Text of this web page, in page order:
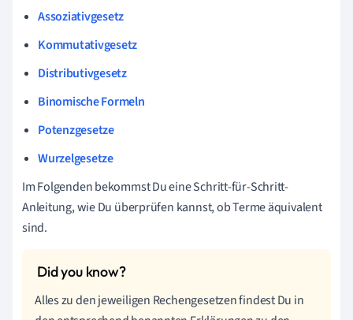
Assoziativgesetz
Kommutativgesetz
Distributivgesetz
Binomische Formeln
Potenzgesetze
Wurzelgesetze
Im Folgenden bekommst Du eine Schritt-für-Schritt-
Anleitung, wie Du überprüfen kannst, ob Terme äquivalent
sind.
Alles zu den jeweiligen Rechengesetzen findest Du in